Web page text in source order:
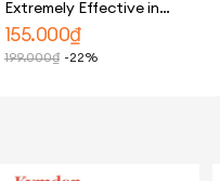
Extremely Effective in
Preventing Skin
Darkening, in the Form of
a Milk-Like Formula,
155.000₫
199.000₫ -22%